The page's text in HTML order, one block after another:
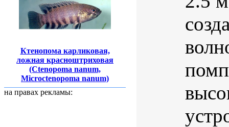
Ктенопома карликовая,
ложная красноштриховая
(Ctenopoma nanum,
Microctenopoma nanum)
на правах рекламы: